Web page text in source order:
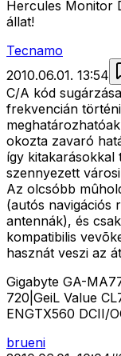
Hercules Monitor
állat!
Tecnamo
2010.06.01. 13:54
C/A kód
frekvencián
okozta zavaró
így kitakarásokkal
szennyezett
Az olcsóbb
(autós navigációs
antennák), és
kompatibilis
hasznát veszi az
Gigabyte GA-
720|GeiL Value
ENGTX560 DCII/
brueni